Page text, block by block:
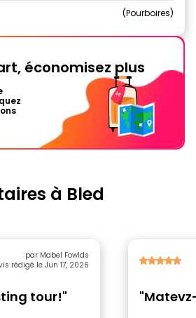
Pourboires
économisez plus
à Bled
par Mabel Fowlds
rédigé le Jun 17, 2026
tour!"